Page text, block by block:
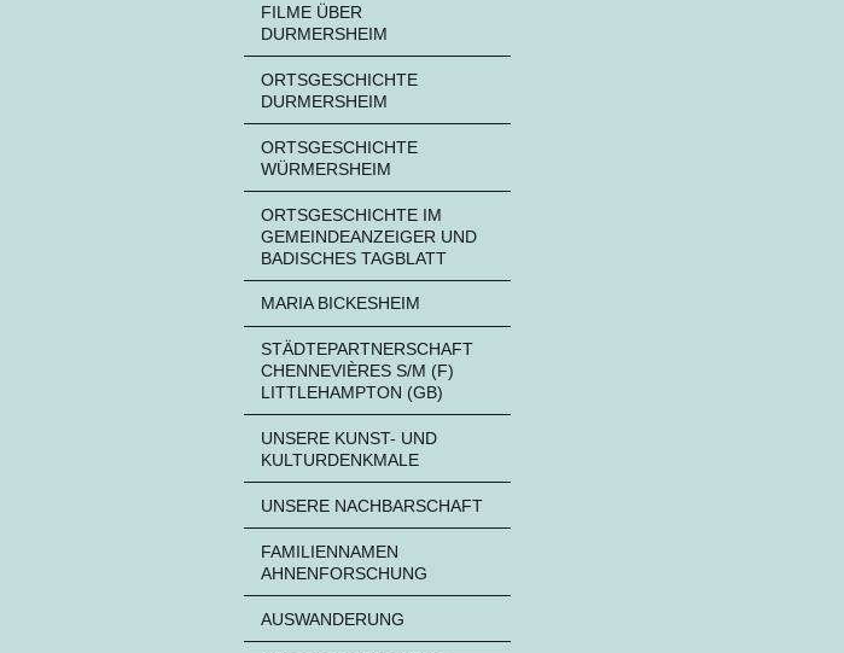
FILME ÜBER
DURMERSHEIM
ORTSGESCHICHTE
DURMERSHEIM
ORTSGESCHICHTE
WÜRMERSHEIM
ORTSGESCHICHTE IM
GEMEINDEANZEIGER UND
BADISCHES TAGBLATT
MARIA BICKESHEIM
STÄDTEPARTNERSCHAFT
CHENNEVIÈRES S/M (F)
LITTLEHAMPTON (GB)
UNSERE KUNST- UND
KULTURDENKMALE
UNSERE NACHBARSCHAFT
FAMILIENNAMEN
AHNENFORSCHUNG
AUSWANDERUNG